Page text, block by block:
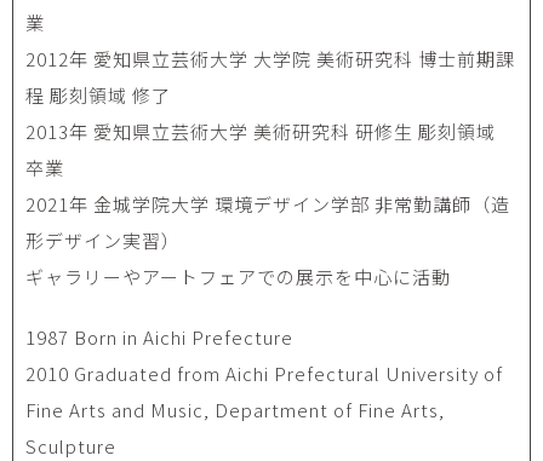
業
2012年 愛知県立芸術大学 大学院 美術研究科 博士前期課
程 彫刻領域 修了
2013年 愛知県立芸術大学 美術研究科 研修生 彫刻領域
卒業
2021年 金城学院大学 環境デザイン学部 非常勤講師（造
形デザイン実習）
ギャラリーやアートフェアでの展示を中心に活動
1987 Born in Aichi Prefecture
2010 Graduated from Aichi Prefectural University of
Fine Arts and Music, Department of Fine Arts,
Sculpture